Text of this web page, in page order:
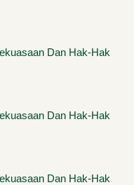
Dan Hak-Hak
Dan Hak-Hak
Dan Hak-Hak